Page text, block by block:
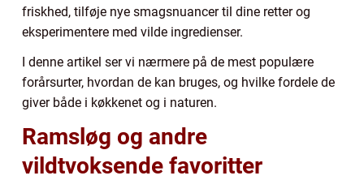
friskhed, tilføje nye smagsnuancer til dine retter og
eksperimentere med vilde ingredienser.
I denne artikel ser vi nærmere på de mest populære
forårsurter, hvordan de kan bruges, og hvilke fordele de
giver både i køkkenet og i naturen.
Ramsløg og andre
vildtvoksende favoritter